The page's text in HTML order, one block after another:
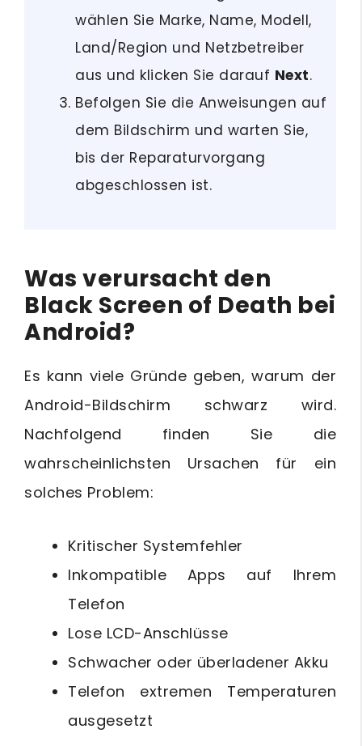
wählen Sie Marke, Name, Modell,
Land/Region und Netzbetreiber
aus und klicken Sie darauf Next.
Befolgen Sie die Anweisungen auf
dem Bildschirm und warten Sie,
bis der Reparaturvorgang
abgeschlossen ist.
Was verursacht den
Black Screen of Death bei
Android?
Es kann viele Gründe geben, warum der
Android-Bildschirm schwarz wird.
Nachfolgend finden Sie die
wahrscheinlichsten Ursachen für ein
solches Problem:
Kritischer Systemfehler
Inkompatible Apps auf Ihrem
Telefon
Lose LCD-Anschlüsse
Schwacher oder überladener Akku
Telefon extremen Temperaturen
ausgesetzt